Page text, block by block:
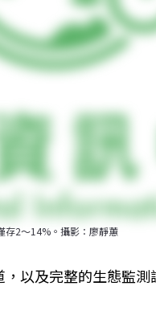
存2～14%。攝影：廖靜蕙
以及完整的生態監